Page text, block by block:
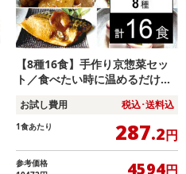
【8種16食】手作り京惣菜セッ
ト／食べたい時に温めるだけ！
お試し費用 税込･送料込
1食あたり 287.2円
参考価格
4594円